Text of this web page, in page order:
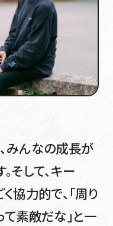
みんなの成長が
そして、キー
協力的で、「周り
素敵だな」と一